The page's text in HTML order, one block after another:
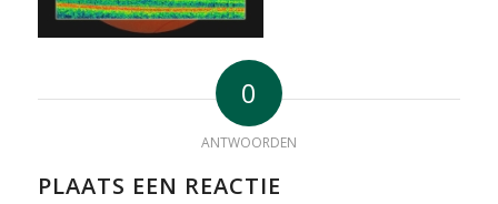
0
ANTWOORDEN
PLAATS EEN REACTIE